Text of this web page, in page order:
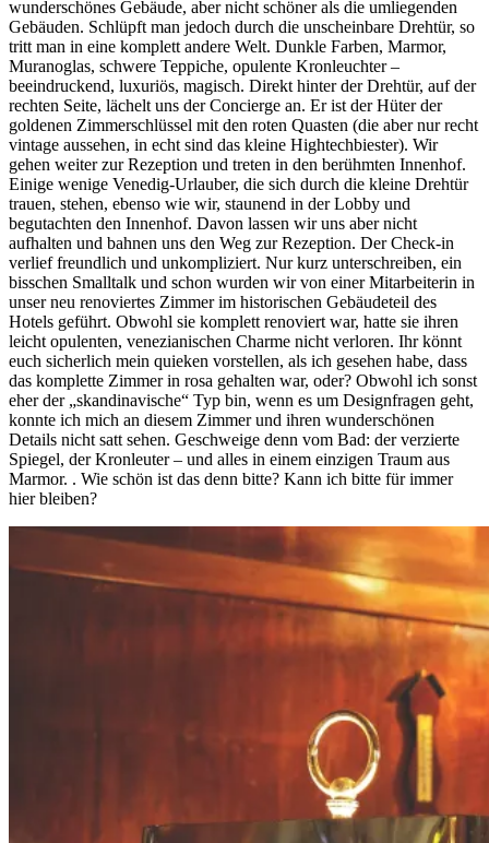
wunderschönes Gebäude, aber nicht schöner als die umliegenden
Gebäuden. Schlüpft man jedoch durch die unscheinbare Drehtür, so
tritt man in eine komplett andere Welt. Dunkle Farben, Marmor,
Muranoglas, schwere Teppiche, opulente Kronleuchter –
beeindruckend, luxuriös, magisch. Direkt hinter der Drehtür, auf der
rechten Seite, lächelt uns der Concierge an. Er ist der Hüter der
goldenen Zimmerschlüssel mit den roten Quasten (die aber nur recht
vintage aussehen, in echt sind das kleine Hightechbiester). Wir
gehen weiter zur Rezeption und treten in den berühmten Innenhof.
Einige wenige Venedig-Urlauber, die sich durch die kleine Drehtür
trauen, stehen, ebenso wie wir, staunend in der Lobby und
begutachten den Innenhof. Davon lassen wir uns aber nicht
aufhalten und bahnen uns den Weg zur Rezeption. Der Check-in
verlief freundlich und unkompliziert. Nur kurz unterschreiben, ein
bisschen Smalltalk und schon wurden wir von einer Mitarbeiterin in
unser neu renoviertes Zimmer im historischen Gebäudeteil des
Hotels geführt. Obwohl sie komplett renoviert war, hatte sie ihren
leicht opulenten, venezianischen Charme nicht verloren. Ihr könnt
euch sicherlich mein quieken vorstellen, als ich gesehen habe, dass
das komplette Zimmer in rosa gehalten war, oder? Obwohl ich sonst
eher der „skandinavische“ Typ bin, wenn es um Designfragen geht,
konnte ich mich an diesem Zimmer und ihren wunderschönen
Details nicht satt sehen. Geschweige denn vom Bad: der verzierte
Spiegel, der Kronleuter – und alles in einem einzigen Traum aus
Marmor. . Wie schön ist das denn bitte? Kann ich bitte für immer
hier bleiben?